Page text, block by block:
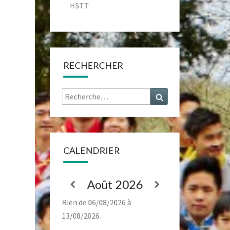
HSTT
RECHERCHER
Rechercher : Recherche
CALENDRIER
Août 2026
Rien de 06/08/2026 à
13/08/2026.